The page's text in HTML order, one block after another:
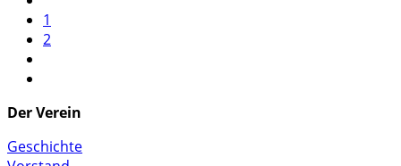
1
2
Der Verein
Geschichte